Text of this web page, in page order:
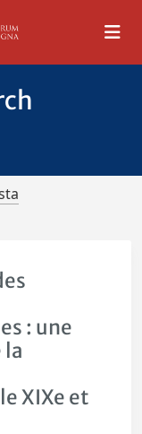
: une
la
XIXe et